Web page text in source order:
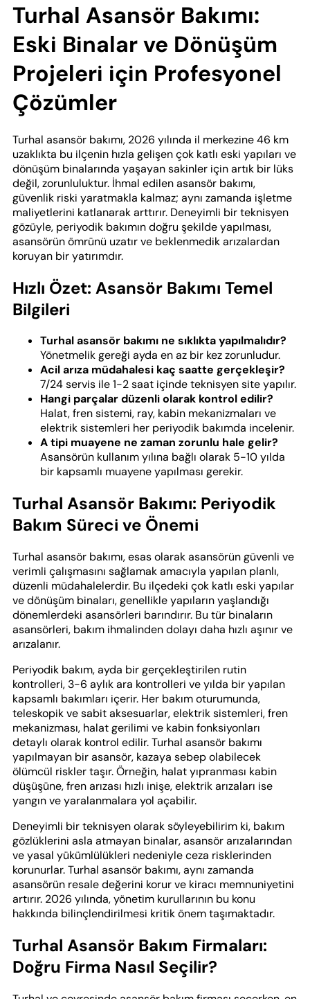
Turhal Asansör Bakımı:
Eski Binalar ve Dönüşüm
Projeleri için Profesyonel
Çözümler
Turhal asansör bakımı, 2026 yılında il merkezine 46 km
uzaklıkta bu ilçenin hızla gelişen çok katlı eski yapıları ve
dönüşüm binalarında yaşayan sakinler için artık bir lüks
değil, zorunluluktur. İhmal edilen asansör bakımı,
güvenlik riski yaratmakla kalmaz; aynı zamanda işletme
maliyetlerini katlanarak arttırır. Deneyimli bir teknisyen
gözüyle, periyodik bakımın doğru şekilde yapılması,
asansörün ömrünü uzatır ve beklenmedik arızalardan
koruyan bir yatırımdır.
Hızlı Özet: Asansör Bakımı Temel
Bilgileri
Turhal asansör bakımı ne sıklıkta yapılmalıdır?
Yönetmelik gereği ayda en az bir kez zorunludur.
Acil arıza müdahalesi kaç saatte gerçekleşir?
7/24 servis ile 1-2 saat içinde teknisyen site yapılır.
Hangi parçalar düzenli olarak kontrol edilir?
Halat, fren sistemi, ray, kabin mekanizmaları ve
elektrik sistemleri her periyodik bakımda incelenir.
A tipi muayene ne zaman zorunlu hale gelir?
Asansörün kullanım yılına bağlı olarak 5-10 yılda
bir kapsamlı muayene yapılması gerekir.
Turhal Asansör Bakımı: Periyodik
Bakım Süreci ve Önemi
Turhal asansör bakımı, esas olarak asansörün güvenli ve
verimli çalışmasını sağlamak amacıyla yapılan planlı,
düzenli müdahalelerdir. Bu ilçedeki çok katlı eski yapılar
ve dönüşüm binaları, genellikle yapıların yaşlandığı
dönemlerdeki asansörleri barındırır. Bu tür binaların
asansörleri, bakım ihmalinden dolayı daha hızlı aşınır ve
arızalanır.
Periyodik bakım, ayda bir gerçekleştirilen rutin
kontrolleri, 3-6 aylık ara kontrolleri ve yılda bir yapılan
kapsamlı bakımları içerir. Her bakım oturumunda,
teleskopik ve sabit aksesuarlar, elektrik sistemleri, fren
mekanizması, halat gerilimi ve kabin fonksiyonları
detaylı olarak kontrol edilir. Turhal asansör bakımı
yapılmayan bir asansör, kazaya sebep olabilecek
ölümcül riskler taşır. Örneğin, halat yıpranması kabin
düşüşüne, fren arızası hızlı inişe, elektrik arızaları ise
yangın ve yaralanmalara yol açabilir.
Deneyimli bir teknisyen olarak söyleyebilirim ki, bakım
gözlüklerini asla atmayan binalar, asansör arızalarından
ve yasal yükümlülükleri nedeniyle ceza risklerinden
korunurlar. Turhal asansör bakımı, aynı zamanda
asansörün resale değerini korur ve kiracı memnuniyetini
artırır. 2026 yılında, yönetim kurullarının bu konu
hakkında bilinçlendirilmesi kritik önem taşımaktadır.
Turhal Asansör Bakım Firmaları:
Doğru Firma Nasıl Seçilir?